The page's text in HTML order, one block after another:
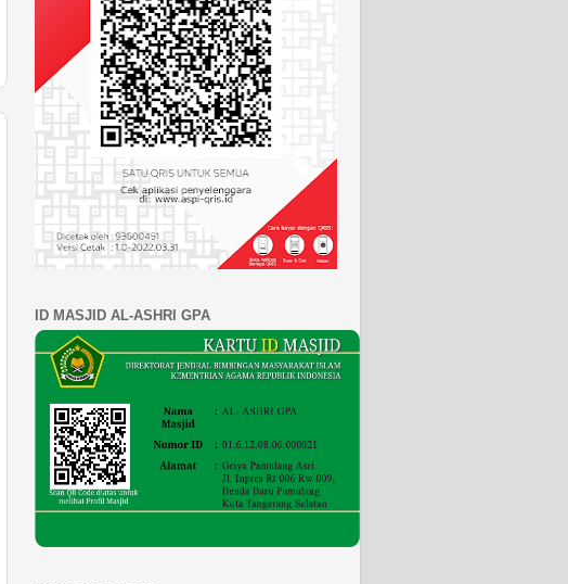
ID MASJID AL-ASHRI GPA